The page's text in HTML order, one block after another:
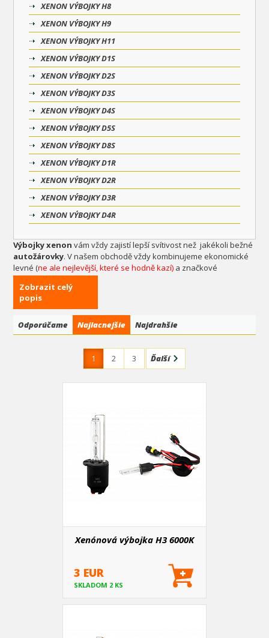
XENON VÝBOJKY H8
XENON VÝBOJKY H9
XENON VÝBOJKY H11
XENON VÝBOJKY D1S
XENON VÝBOJKY D2S
XENON VÝBOJKY D3S
XENON VÝBOJKY D4S
XENON VÝBOJKY D5S
XENON VÝBOJKY D8S
XENON VÝBOJKY D1R
XENON VÝBOJKY D2R
XENON VÝBOJKY D3R
XENON VÝBOJKY D4R
Výbojky xenon vám vždy zajistí lepší svítivost než jakékoli bežné
autožárovky. V našem obchodě vždy kombinujeme ekonomické
levné (ne ale nejlevější, které se hodně kazí) a značkové
provedeníxenon výbojek
patříxenon výbojka H7
xenon výbojky D1S
Zobrazit celý
popis
Odporúčame Najlacnejšie Najdrahšie
1 2 3 Ďalší
Xenónová výbojka H3 6000K
3 EUR
SKLADOM 2 KS